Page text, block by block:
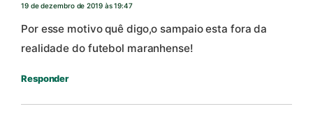
19 de dezembro de 2019 às 19:47
Por esse motivo quê digo,o sampaio esta fora da
realidade do futebol maranhense!
Responder